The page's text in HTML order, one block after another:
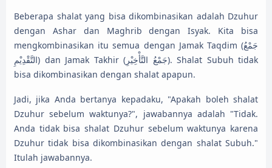
Beberapa shalat yang bisa dikombinasikan adalah Dzuhur
dengan Ashar dan Maghrib dengan Isyak. Kita bisa
mengkombinasikan itu semua dengan Jamak Taqdim (جَمْعُ
التَّقْدِيْمِ) dan Jamak Takhir (جَمْعُ التَّأْخِيْرِ). Shalat Subuh tidak
bisa dikombinasikan dengan shalat apapun.
Jadi, jika Anda bertanya kepadaku, "Apakah boleh shalat
Dzuhur sebelum waktunya?", jawabannya adalah "Tidak.
Anda tidak bisa shalat Dzuhur sebelum waktunya karena
Dzuhur tidak bisa dikombinasikan dengan shalat Subuh."
Itulah jawabannya.